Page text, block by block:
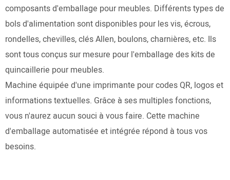
composants d'emballage pour meubles. Différents types de
bols d'alimentation sont disponibles pour les vis, écrous,
rondelles, chevilles, clés Allen, boulons, charnières, etc. Ils
sont tous conçus sur mesure pour l'emballage des kits de
quincaillerie pour meubles.
Machine équipée d'une imprimante pour codes QR, logos et
informations textuelles. Grâce à ses multiples fonctions,
vous n'aurez aucun souci à vous faire. Cette machine
d'emballage automatisée et intégrée répond à tous vos
besoins.